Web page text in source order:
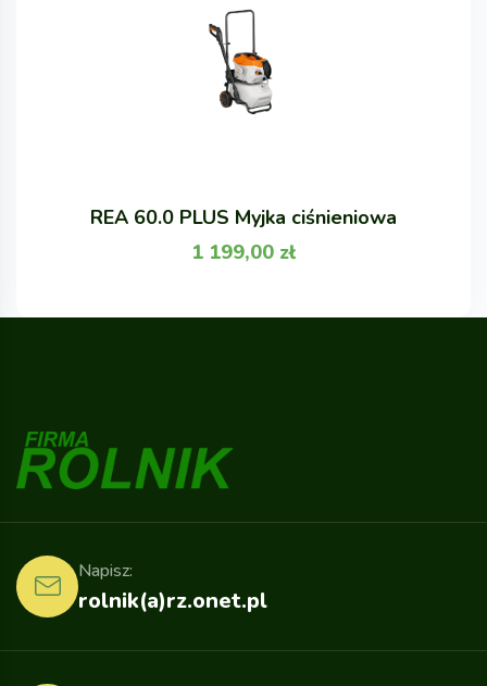
REA 60.0 PLUS Myjka ciśnieniowa
1 199,00 zł
rolnik(a)rz.onet.pl
Napisz: